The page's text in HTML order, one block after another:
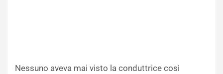
Nessuno aveva mai visto la conduttrice così